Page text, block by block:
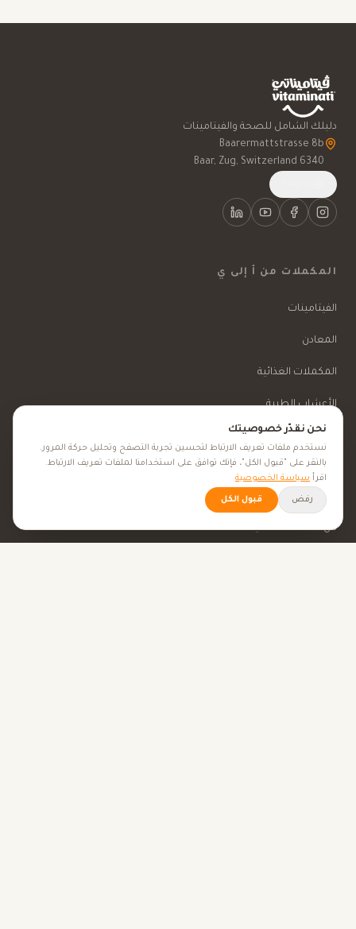
دليلك الشامل للصحة والفيتامينات
6340 Baar, Zug, Switzerland
المكملات من أ إلى ي
الفيتامينات
المعادن
المكملات الغذائية
الأعشاب الطبية
الجمال والعناية
الأهداف الصحية
كل الأهداف الصحية
نحن نقدّر خصوصيتك
نستخدم ملفات تعريف الارتباط لتحسين تجربة التصفح وتحليل حركة المرور.
بالنقر على "قبول الكل"، فإنك توافق على استخدامنا لملفات تعريف الارتباط.
اقرأ سياسة الخصوصية
رفض قبول الكل